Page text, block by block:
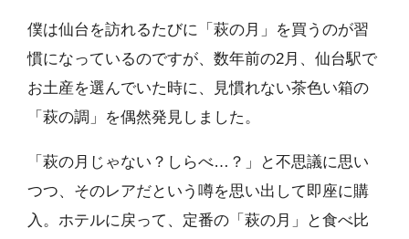
僕は仙台を訪れるたびに「萩の月」を買うのが習
慣になっているのですが、数年前の2月、仙台駅で
お土産を選んでいた時に、見慣れない茶色い箱の
「萩の調」を偶然発見しました。
「萩の月じゃない？しらべ…？」と不思議に思い
つつ、そのレアだという噂を思い出して即座に購
入。ホテルに戻って、定番の「萩の月」と食べ比